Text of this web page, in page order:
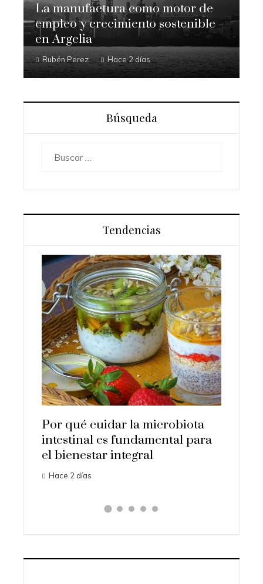
La manufactura como motor de
empleo y crecimiento sostenible
en Argelia
Rubén Perez Hace 2 días
Búsqueda
Tendencias
Por qué cuidar la microbiota
intestinal es fundamental para
el bienestar integral
Hace 2 días